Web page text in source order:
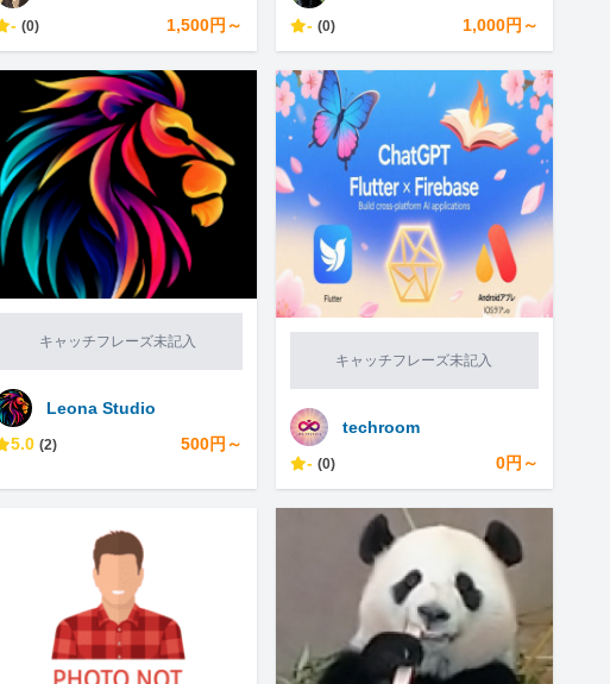
- (0) 1,500円～
- (0) 1,000円～
キャッチフレーズ未記入
Leona Studio
5.0 (2) 500円～
キャッチフレーズ未記入
techroom
- (0) 0円～